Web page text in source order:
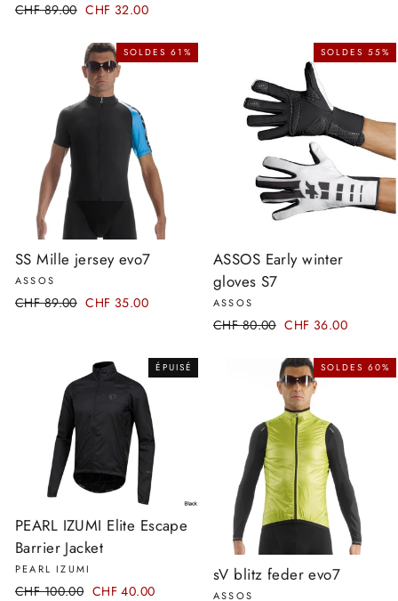
Prix
CHF 89.00 Prix
CHF 32.00
SOLDES 61%
SS Mille jersey evo7
ASSOS
Prix
CHF 89.00 Prix
CHF 35.00
SOLDES 55%
ASSOS Early winter
gloves S7
ASSOS
Prix
CHF 80.00 Prix
CHF 36.00
ÉPUISÉ
PEARL IZUMI Elite Escape
Barrier Jacket
PEARL IZUMI
Prix
CHF 100.00 Prix
CHF 40.00
SOLDES 60%
sV blitz feder evo7
ASSOS